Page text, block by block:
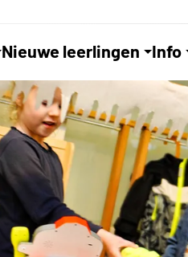
Nieuwe leerlingen Info